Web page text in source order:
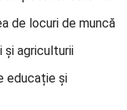
de locuri de muncă
și agriculturii
educație și